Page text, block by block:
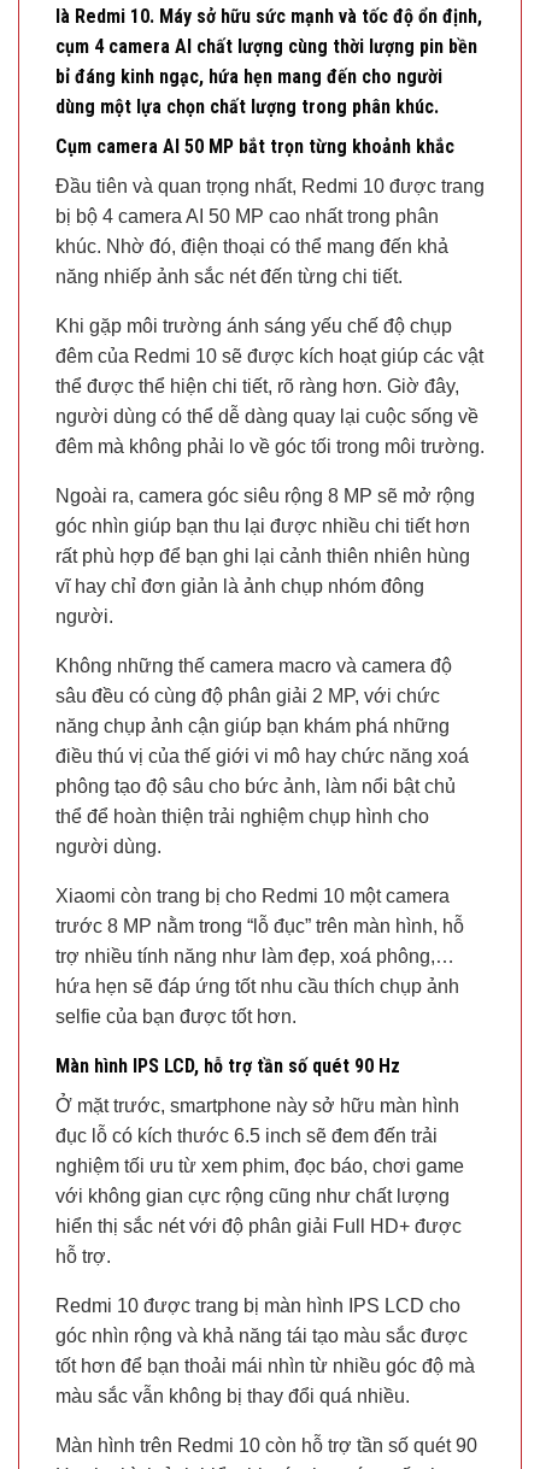
là Redmi 10. Máy sở hữu sức mạnh và tốc độ ổn định,
cụm 4 camera AI chất lượng cùng thời lượng pin bền
bỉ đáng kinh ngạc, hứa hẹn mang đến cho người
dùng một lựa chọn chất lượng trong phân khúc.
Cụm camera AI 50 MP bắt trọn từng khoảnh khắc
Đầu tiên và quan trọng nhất, Redmi 10 được trang
bị bộ 4 camera AI 50 MP cao nhất trong phân
khúc. Nhờ đó, điện thoại có thể mang đến khả
năng nhiếp ảnh sắc nét đến từng chi tiết.
Khi gặp môi trường ánh sáng yếu chế độ chụp
đêm của Redmi 10 sẽ được kích hoạt giúp các vật
thể được thể hiện chi tiết, rõ ràng hơn. Giờ đây,
người dùng có thể dễ dàng quay lại cuộc sống về
đêm mà không phải lo về góc tối trong môi trường.
Ngoài ra, camera góc siêu rộng 8 MP sẽ mở rộng
góc nhìn giúp bạn thu lại được nhiều chi tiết hơn
rất phù hợp để bạn ghi lại cảnh thiên nhiên hùng
vĩ hay chỉ đơn giản là ảnh chụp nhóm đông
người.
Không những thế camera macro và camera độ
sâu đều có cùng độ phân giải 2 MP, với chức
năng chụp ảnh cận giúp bạn khám phá những
điều thú vị của thế giới vi mô hay chức năng xoá
phông tạo độ sâu cho bức ảnh, làm nổi bật chủ
thể để hoàn thiện trải nghiệm chụp hình cho
người dùng.
Xiaomi còn trang bị cho Redmi 10 một camera
trước 8 MP nằm trong “lỗ đục” trên màn hình, hỗ
trợ nhiều tính năng như làm đẹp, xoá phông,…
hứa hẹn sẽ đáp ứng tốt nhu cầu thích chụp ảnh
selfie của bạn được tốt hơn.
Màn hình IPS LCD, hỗ trợ tần số quét 90 Hz
Ở mặt trước, smartphone này sở hữu màn hình
đục lỗ có kích thước 6.5 inch sẽ đem đến trải
nghiệm tối ưu từ xem phim, đọc báo, chơi game
với không gian cực rộng cũng như chất lượng
hiển thị sắc nét với độ phân giải Full HD+ được
hỗ trợ.
Redmi 10 được trang bị màn hình IPS LCD cho
góc nhìn rộng và khả năng tái tạo màu sắc được
tốt hơn để bạn thoải mái nhìn từ nhiều góc độ mà
màu sắc vẫn không bị thay đổi quá nhiều.
Màn hình trên Redmi 10 còn hỗ trợ tần số quét 90